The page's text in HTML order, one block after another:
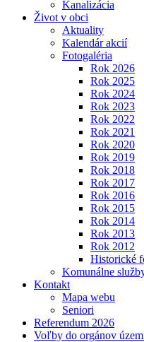
Kanalizácia
Život v obci
Aktuality
Kalendár akcií
Fotogaléria
Rok 2026
Rok 2025
Rok 2024
Rok 2023
Rok 2022
Rok 2021
Rok 2020
Rok 2019
Rok 2018
Rok 2017
Rok 2016
Rok 2015
Rok 2014
Rok 2013
Rok 2012
Historické
Komunálne
Kontakt
Mapa webu
Seniori
Referendum 2026
Voľby do orgánov